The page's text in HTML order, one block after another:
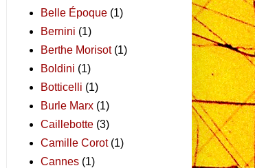
Belle Époque (1)
Bernini (1)
Berthe Morisot (1)
Boldini (1)
Botticelli (1)
Burle Marx (1)
Caillebotte (3)
Camille Corot (1)
Cannes (1)